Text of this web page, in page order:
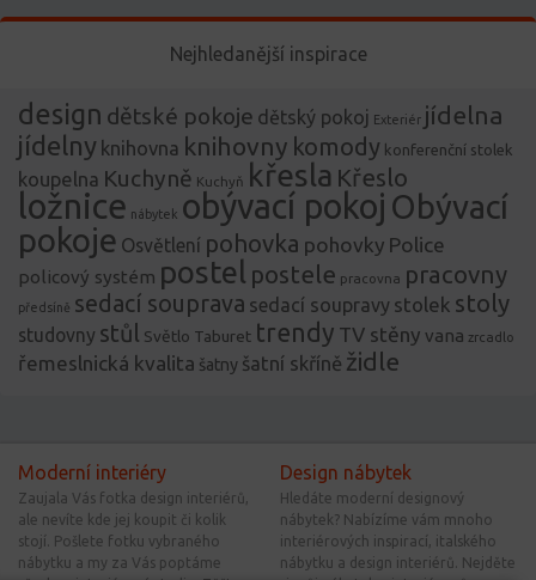
Nejhledanější inspirace
design dětské pokoje dětský pokoj Exteriér jídelna
jídelny knihovna knihovny komody konferenční stolek
koupelna Kuchyně Kuchyň křesla Křeslo
ložnice nábytek obývací pokoj Obývací
pokoje Osvětlení pohovka pohovky Police
policový systém postel postele pracovna pracovny
předsíně sedací souprava sedací soupravy stolek stoly
studovny stůl Světlo Taburet trendy TV stěny vana zrcadlo
řemeslnická kvalita šatny šatní skříně židle
Moderní interiéry
Zaujala Vás fotka design interiérů,
ale nevíte kde jej koupit či kolik
stojí. Pošlete fotku vybraného
nábytku a my za Vás poptáme
Design nábytek
Hledáte moderní designový
nábytek? Nabízíme vám mnoho
interiérových inspirací, italského
nábytku a design interiérů. Nejděte